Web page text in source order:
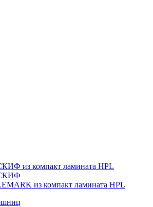
из компакт ламината HPL
из компакт ламината HPL